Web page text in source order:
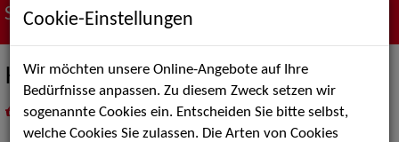
Suche nach Künstler*innen
Kupazukow
als PDF speichern
inMeine Merklistelegen
Cookie-Einstellungen
Wir möchten unsere Online-Angebote auf Ihre
Bedürfnisse anpassen. Zu diesem Zweck setzen wir
sogenannte Cookies ein. Entscheiden Sie bitte selbst,
welche Cookies Sie zulassen. Die Arten von Cookies